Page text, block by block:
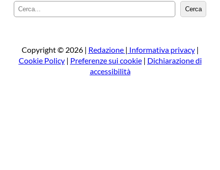
e
a
Cerca
Copyright © 2026 | Redazione | Informativa privacy|
Cookie Policy| Preferenze sui cookie| Dichiarazione di
accessibilità